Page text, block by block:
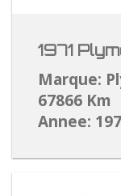
1971
Marque:
67866 Km
Annee: